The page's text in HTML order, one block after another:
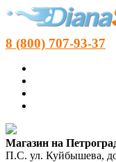
8 (800) 707-93-37
Магазин на
П.С. ул. Куйбышева,